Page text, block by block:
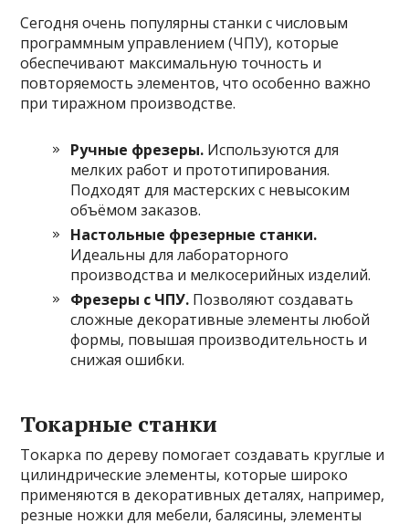
Сегодня очень популярны станки с числовым
программным управлением (ЧПУ), которые
обеспечивают максимальную точность и
повторяемость элементов, что особенно важно
при тиражном производстве.
Ручные фрезеры. Используются для
мелких работ и прототипирования.
Подходят для мастерских с невысоким
объёмом заказов.
Настольные фрезерные станки.
Идеальны для лабораторного
производства и мелкосерийных изделий.
Фрезеры с ЧПУ. Позволяют создавать
сложные декоративные элементы любой
формы, повышая производительность и
снижая ошибки.
Токарные станки
Токарка по дереву помогает создавать круглые и
цилиндрические элементы, которые широко
применяются в декоративных деталях, например,
резные ножки для мебели, балясины, элементы